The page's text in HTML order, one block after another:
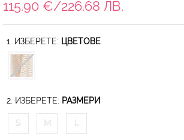
115.90 €/226.68 ЛВ.
1. ИЗБЕРЕТЕ: ЦВЕТОВЕ
2. ИЗБЕРЕТЕ: РАЗМЕРИ
S M L